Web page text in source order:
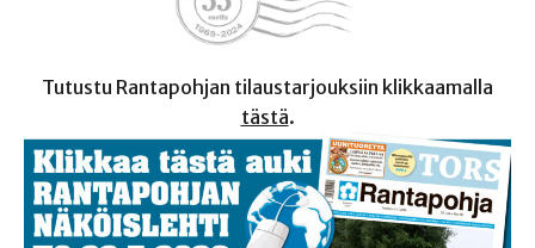
Tutustu Rantapohjan tilaustarjouksiin klikkaamalla
tästä.